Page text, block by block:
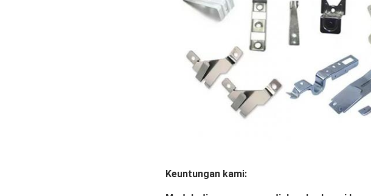
Keuntungan kami: